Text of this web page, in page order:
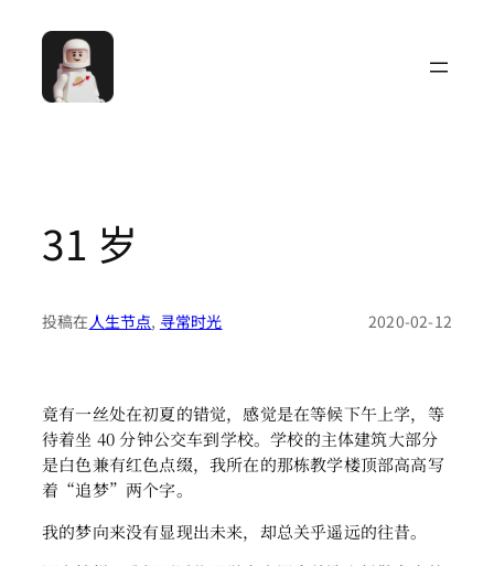
31 岁
投稿在人生节点, 寻常时光 2020-02-12
竟有一丝处在初夏的错觉，感觉是在等候下午上学，等
待着坐 40 分钟公交车到学校。学校的主体建筑大部分
是白色兼有红色点缀，我所在的那栋教学楼顶部高高写
着“追梦”两个字。
我的梦向来没有显现出未来，却总关乎遥远的往昔。